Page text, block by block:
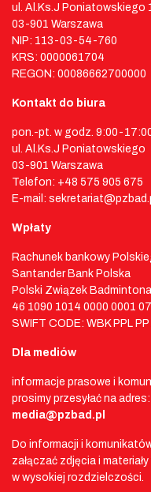
ul. Al.Ks.J Poniatowskiego
03-901 Warszawa
NIP: 113-03-54-760
KRS: 0000061704
REGON: 00086662700000
Kontakt do biura
pon.-pt. w godz. 9:00-
ul. Al.Ks.J Poniatowskiego
03-901 Warszawa
Telefon: +48 575 905 675
E-mail:
Wpłaty
Rachunek bankowy
Santander Bank Polska
Polski Związek Badmintona
46 1090 1014 0000 0001
SWIFT CODE: WBK PPL
Dla mediów
informacje prasowe i
prosimy przesyłać na adres:
media@pzbad.pl
Do informacji i
załączać zdjęcia i
w wysokiej rozdzielczości.